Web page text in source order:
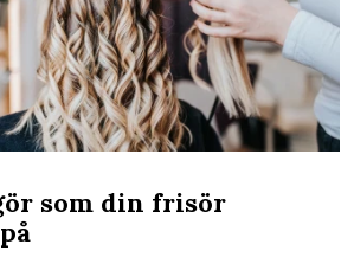
som din frisör